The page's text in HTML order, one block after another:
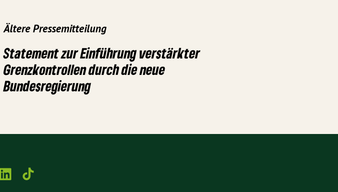
Ältere Pressemitteilung
Statement zur Einführung verstärkter
Grenzkontrollen durch die neue
Bundesregierung